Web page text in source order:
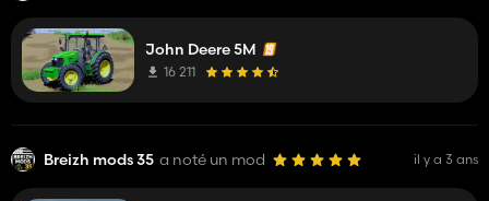
John Deere 5M
16 211
Breizh mods 35 a noté un mod il y a 3 ans